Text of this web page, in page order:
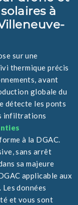
à
sur une
thermique précis
avant
globale du
détecte les ponts
infiltrations
à la DGAC.
sans arrêt
sa majeure
applicable aux
données
et vous sont